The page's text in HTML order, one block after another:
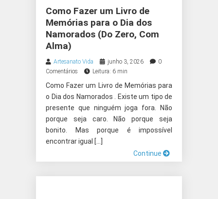
ARTESANAIS
Como Fazer um Livro de
Memórias para o Dia dos
Namorados (Do Zero, Com
Alma)
Artesanato Vida junho 3, 2026
0
Comentários
Leitura: 6 min
Como Fazer um Livro de Memórias para
o Dia dos Namorados . Existe um tipo de
presente que ninguém joga fora. Não
porque seja caro. Não porque seja
bonito. Mas porque é impossível
encontrar igual […]
Continue